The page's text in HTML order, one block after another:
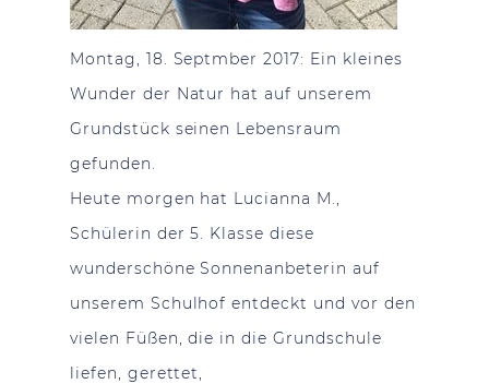
Montag, 18. Septmber 2017: Ein kleines
Wunder der Natur hat auf unserem
Grundstück seinen Lebensraum
gefunden.
Heute morgen hat Lucianna M.,
Schülerin der 5. Klasse diese
wunderschöne Sonnenanbeterin auf
unserem Schulhof entdeckt und vor den
vielen Füßen, die in die Grundschule
liefen, gerettet,